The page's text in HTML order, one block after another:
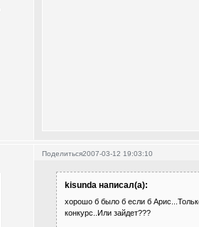
Поделиться2007-03-12 19:03:10
kisunda написал(а):
хорошо б было б если б
конкурс..Или зайдет???